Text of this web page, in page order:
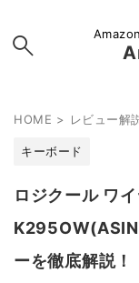
HOME > レビュー解
キーボード
ロジクール ワ
ーを徹底解説！